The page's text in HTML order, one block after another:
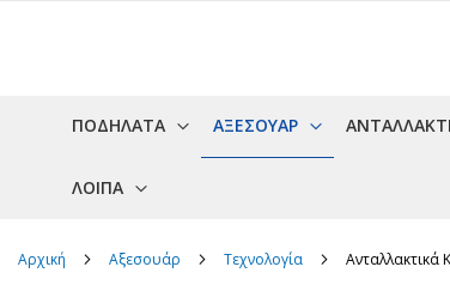
ΠΟΔΉΛΑΤΑ ΑΞΕΣΟΥΆΡ
ΛΟΙΠΆ
Αρχική Αξεσουάρ Τεχνολογία Ανταλλακτικά